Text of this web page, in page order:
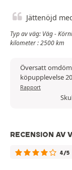
Jättenöjd
Typ av väg: Väg -
kilometer : 2500 km
Översatt
köpupplevelse
Rapport
RECENSION AV
4/5